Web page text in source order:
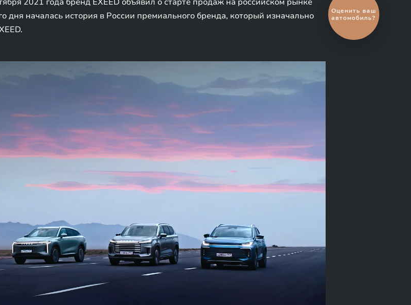
дня началась история в России премиального бренда, который изначально
обмен
автомобиля